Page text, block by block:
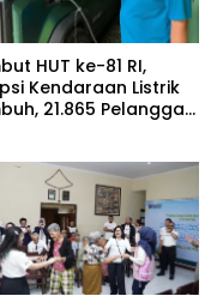
HUT ke-81 RI,
Kendaraan Listrik
21.865 Pelanggan
Semester I 2026